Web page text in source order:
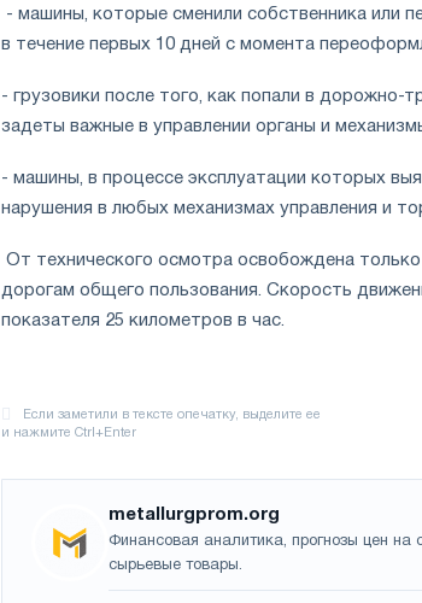
- машины, которые сменили собственника или
в течение первых 10 дней с момента
- грузовики после того, как попали в дорожно-
задеты важные в управлении органы и
- машины, в процессе эксплуатации которых
нарушения в любых механизмах управления и
От технического осмотра освобождена
дорогам общего пользования. Скорость
показателя 25 километров в час.
metallurgprom.org
Финансовая аналитика, прогнозы цен на
сырьевые товары.